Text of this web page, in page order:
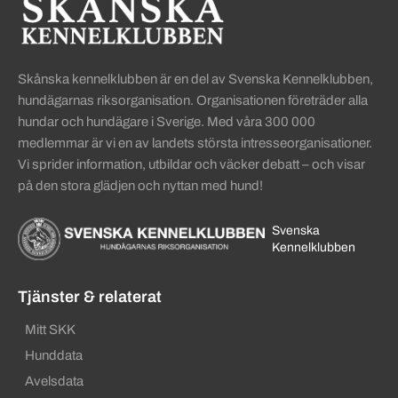
Skånska kennelklubben är en del av Svenska Kennelklubben,
hundägarnas riksorganisation. Organisationen företräder alla
hundar och hundägare i Sverige. Med våra 300 000
medlemmar är vi en av landets största intresseorganisationer.
Vi sprider information, utbildar och väcker debatt – och visar
på den stora glädjen och nyttan med hund!
Svenska
Kennelklubben
Tjänster & relaterat
Mitt SKK
Hunddata
Avelsdata